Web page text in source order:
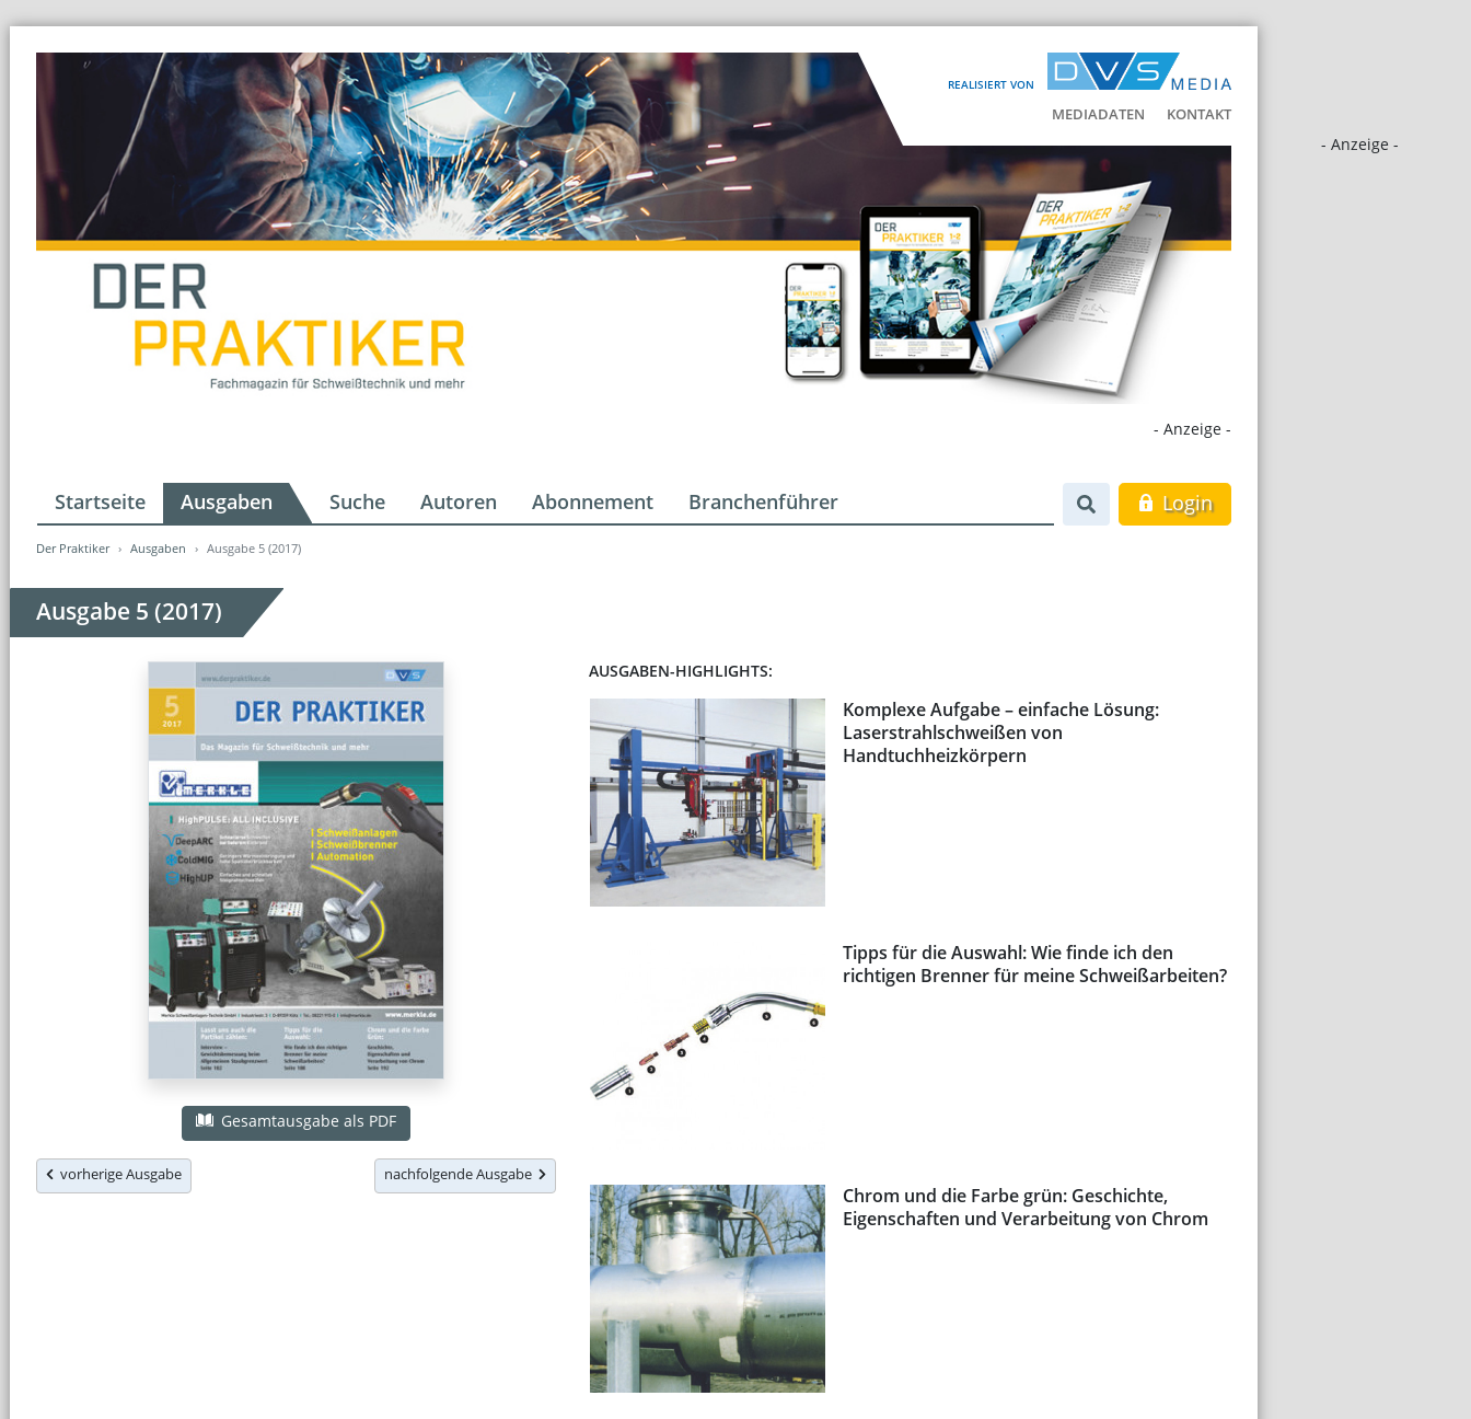
REALISIERT VON
MEDIADATEN KONTAKT
- Anzeige -
- Anzeige -
Startseite Ausgaben Suche Autoren Abonnement Branchenführer Login
Der Praktiker Ausgaben Ausgabe 5 (2017)
Ausgabe 5 (2017)
Gesamtausgabe als PDF
vorherige Ausgabe nachfolgende Ausgabe
AUSGABEN-HIGHLIGHTS:
Komplexe Aufgabe – einfache Lösung:
Laserstrahlschweißen von
Handtuchheizkörpern
Tipps für die Auswahl: Wie finde ich den
richtigen Brenner für meine Schweißarbeiten?
Chrom und die Farbe grün: Geschichte,
Eigenschaften und Verarbeitung von Chrom